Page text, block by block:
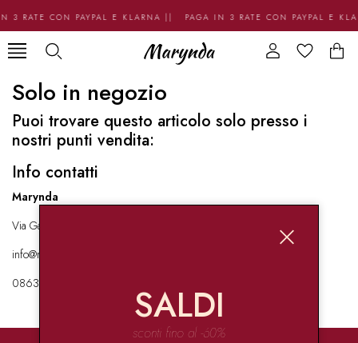
3 RATE CON PAYPAL E KLARNA || PAGA IN 3 RATE CON PAYPAL E
Solo in negozio
Puoi trovare questo articolo solo presso i
nostri punti vendita:
Info contatti
Marynda
Via Garibaldi 136 67051 Avezzano
info@marynda.com
08631871946
SALDI
sconti fino al -60%